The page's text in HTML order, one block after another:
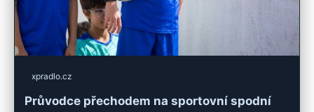
xpradlo.cz
Průvodce přechodem na sportovní spodní